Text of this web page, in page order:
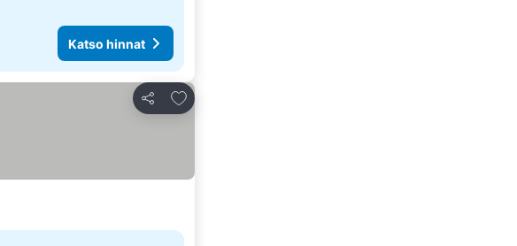
Katso hinnat
Jaa
Lisää suosikkeihin